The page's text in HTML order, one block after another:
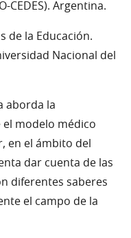
CEDES). Argentina.
de la Educación.
Nacional del
aborda la
modelo médico
en el ámbito del
dar cuenta de las
diferentes saberes
el campo de la